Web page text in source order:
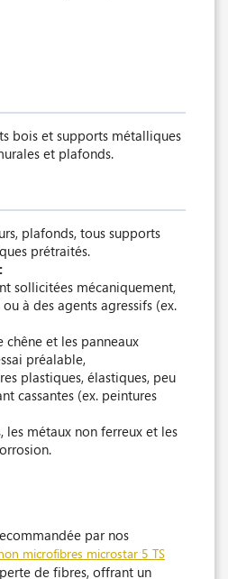
bois et supports métalliques
et plafonds.
plafonds, tous supports
prétraités.
sollicitées mécaniquement,
à des agents agressifs (ex.
chêne et les panneaux
préalable,
plastiques, élastiques, peu
cassantes (ex. peintures
les métaux non ferreux et les
par nos
microfibres microstar 5 TS
de fibres, offrant un